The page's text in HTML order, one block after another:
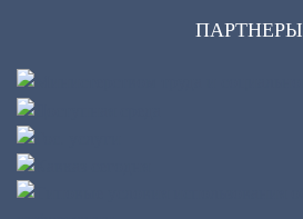
ПАРТНЕРЫ